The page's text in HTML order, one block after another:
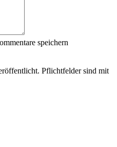
speichern
Pflichtfelder sind mit